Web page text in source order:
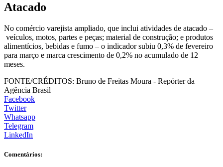
Atacado
No comércio varejista ampliado, que inclui atividades de atacado –
veículos, motos, partes e peças; material de construção; e produtos
alimentícios, bebidas e fumo – o indicador subiu 0,3% de fevereiro
para março e marca crescimento de 0,2% no acumulado de 12
meses.
FONTE/CRÉDITOS: Bruno de Freitas Moura - Repórter da
Agência Brasil
Facebook
Twitter
Whatsapp
Telegram
LinkedIn
Comentários: